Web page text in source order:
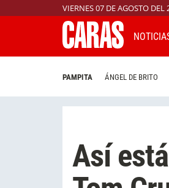
VIERNES 07 DE AGOSTO DEL
PAMPITA ÁNGEL DE BRITO
Así